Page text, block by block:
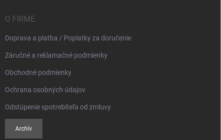
O FIRME
Doprava a platba / Poplatky za doručenie
Záručné a reklamačné podmienky
Obchodné podmienky
Ochrana osobných údajov
Odstúpenie spotrebiteľa od zmluvy
Archív